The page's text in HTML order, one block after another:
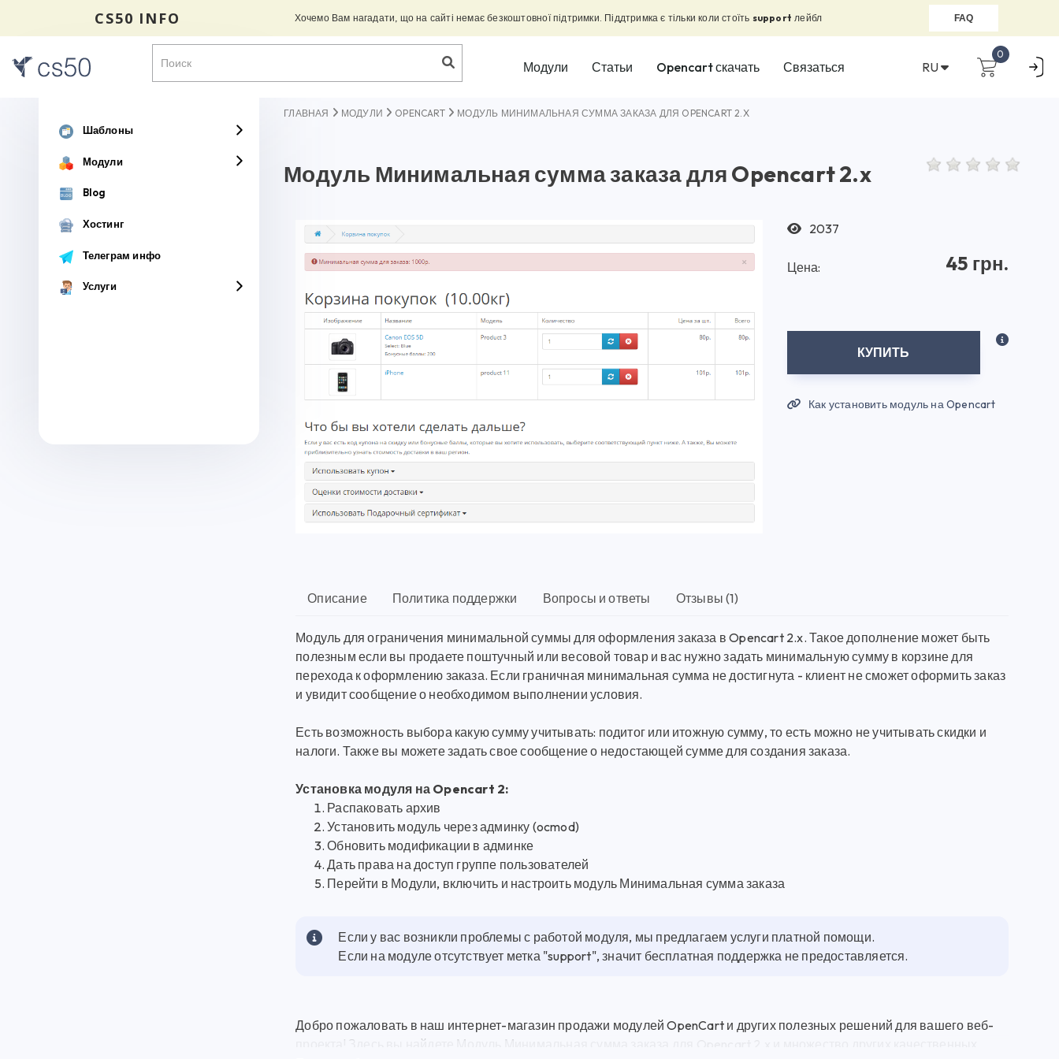
CS50 INFO Хочемо Вам нагадати, що на сайті немає безкоштовної підтримки. Піддтримка є тільки коли стоїть support лейбл FAQ
Модули Статьи Opencart скачать Связаться RU
0
Шаблоны
Модули
Blog
Хостинг
Телеграм инфо
Услуги
ГЛАВНАЯ МОДУЛИ OPENCART МОДУЛЬ МИНИМАЛЬНАЯ СУММА ЗАКАЗА ДЛЯ OPENCART 2.X
Модуль Минимальная сумма заказа для Opencart 2.x
2037
Цена: 45 грн.
КУПИТЬ
Как установить модуль на Opencart
Описание Политика поддержки Вопросы и ответы Отзывы (1)
Модуль для ограничения минимальной суммы для оформления заказа в Opencart 2.x. Такое дополнение может быть
полезным если вы продаете поштучный или весовой товар и вас нужно задать минимальную сумму в корзине для
перехода к оформлению заказа. Если граничная минимальная сумма не достигнута - клиент не сможет оформить заказ
и увидит сообщение о необходимом выполнении условия.
Есть возможность выбора какую сумму учитывать: подитог или итожную сумму, то есть можно не учитывать скидки и
налоги. Также вы можете задать свое сообщение о недостающей сумме для создания заказа.
Установка модуля на Opencart 2:
Распаковать архив
Установить модуль через админку (ocmod)
Обновить модификации в админке
Дать права на доступ группе пользователей
Перейти в Модули, включить и настроить модуль Минимальная сумма заказа
Если у вас возникли проблемы с работой модуля, мы предлагаем услуги платной помощи.
Если на модуле отсутствует метка "support", значит бесплатная поддержка не предоставляется.
Добро пожаловать в наш интернет-магазин продажи модулей OpenCart и других полезных решений для вашего веб-
проекта! Здесь вы найдете Модуль Минимальная сумма заказа для Opencart 2.x и множество других качественных